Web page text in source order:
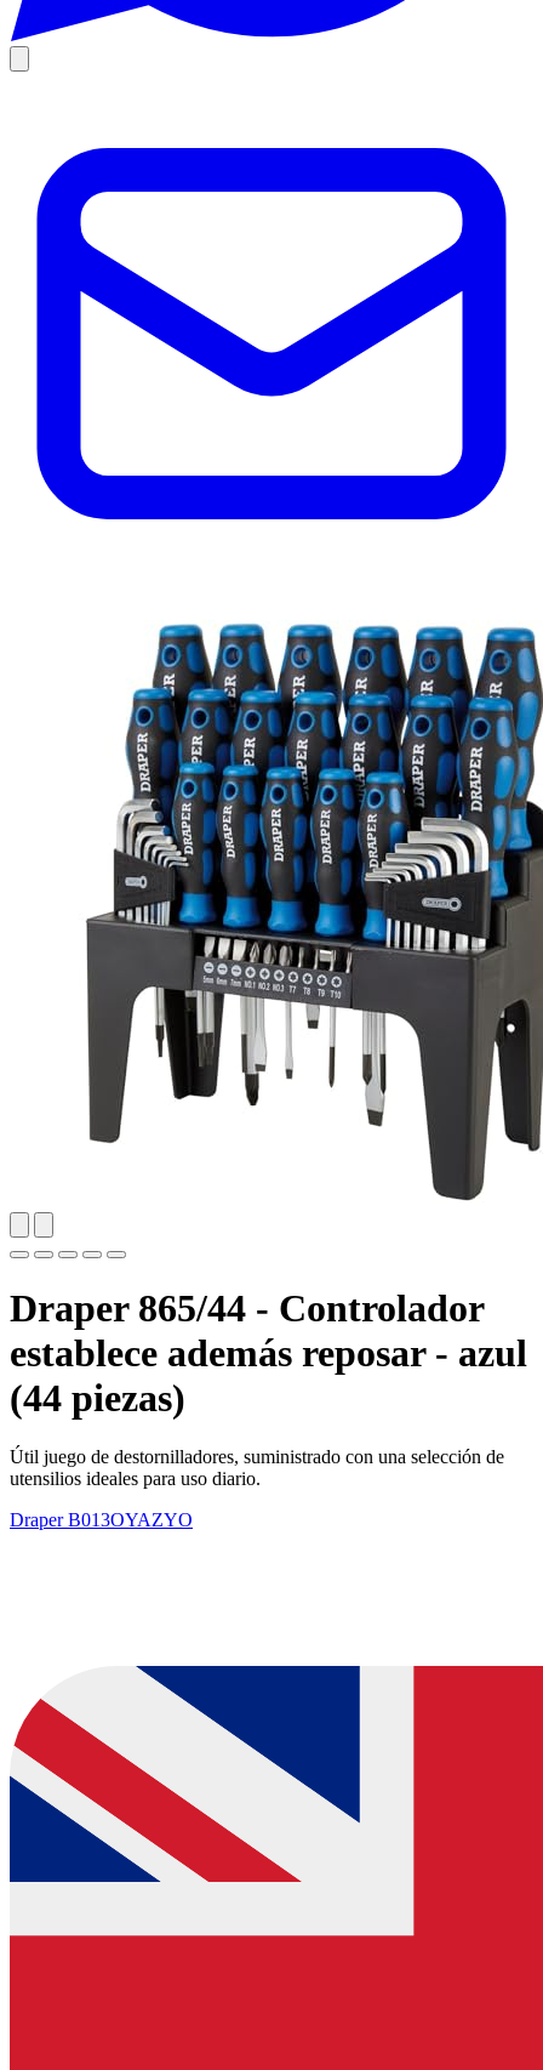
Draper 865/44 - Controlador
establece además reposar - azul
(44 piezas)
Útil juego de destornilladores, suministrado con una selección de
utensilios ideales para uso diario.
DraperB013OYAZYO